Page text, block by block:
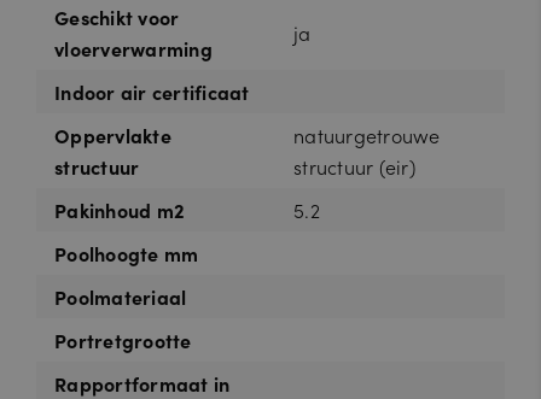
Geschikt voor
vloerverwarming
ja
Indoor air certificaat
Oppervlakte
structuur
natuurgetrouwe
structuur (eir)
Pakinhoud m2
5.2
Poolhoogte mm
Poolmateriaal
Portretgrootte
Rapportformaat in